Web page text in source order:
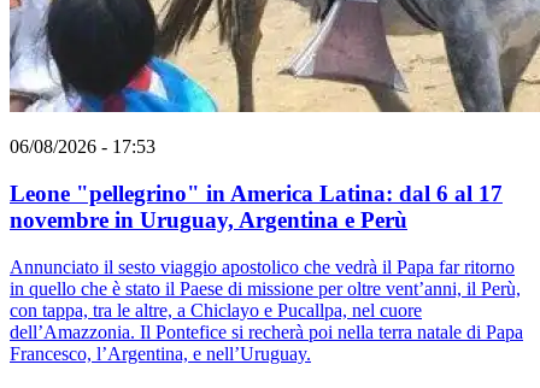
06/08/2026 - 17:53
Leone "pellegrino" in America Latina: dal 6 al 17
novembre in Uruguay, Argentina e Perù
Annunciato il sesto viaggio apostolico che vedrà il Papa far ritorno
in quello che è stato il Paese di missione per oltre vent’anni, il Perù,
con tappa, tra le altre, a Chiclayo e Pucallpa, nel cuore
dell’Amazzonia. Il Pontefice si recherà poi nella terra natale di Papa
Francesco, l’Argentina, e nell’Uruguay.